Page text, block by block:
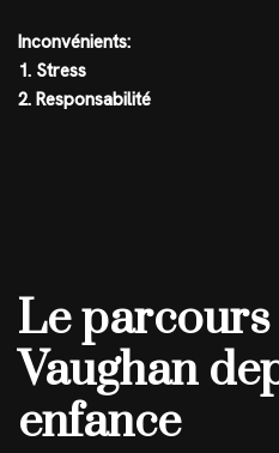
Inconvénients:
1. Stress
2. Responsabilité
Le
Vaughan
enfance